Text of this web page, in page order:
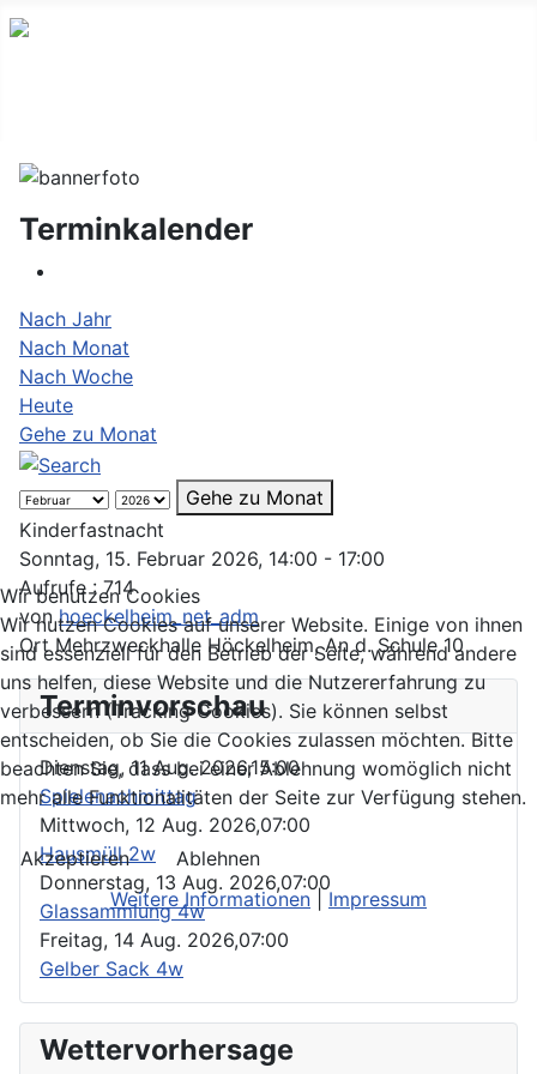
Terminkalender
Nach Jahr
Nach Monat
Nach Woche
Heute
Gehe zu Monat
Gehe zu Monat
Kinderfastnacht
Sonntag, 15. Februar 2026, 14:00 - 17:00
Aufrufe: 714
vonhoeckelheim_net_adm
Ort Mehrzweckhalle Höckelheim, An d. Schule 10
Terminvorschau
Dienstag, 11 Aug. 2026,15:00
Spielenachmittag
Mittwoch, 12 Aug. 2026,07:00
Hausmüll 2w
Donnerstag, 13 Aug. 2026,07:00
Glassammlung 4w
Freitag, 14 Aug. 2026,07:00
Gelber Sack 4w
Wettervorhersage
Wir benutzen Cookies
Wir nutzen Cookies auf unserer Website. Einige von ihnen
sind essenziell für den Betrieb der Seite, während andere
uns helfen, diese Website und die Nutzererfahrung zu
verbessern (Tracking Cookies). Sie können selbst
entscheiden, ob Sie die Cookies zulassen möchten. Bitte
beachten Sie, dass bei einer Ablehnung womöglich nicht
mehr alle Funktionalitäten der Seite zur Verfügung stehen.
Akzeptieren
Ablehnen
Weitere Informationen
Impressum